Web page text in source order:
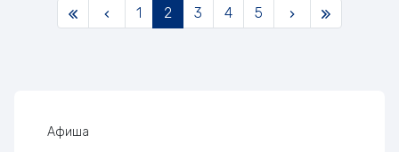
1 2 3 4 5
Афиша